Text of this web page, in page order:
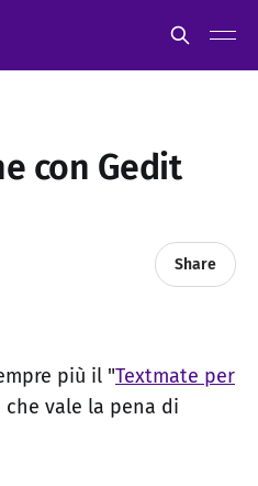
con Gedit
Share
più il "Textmate per
che vale la pena di